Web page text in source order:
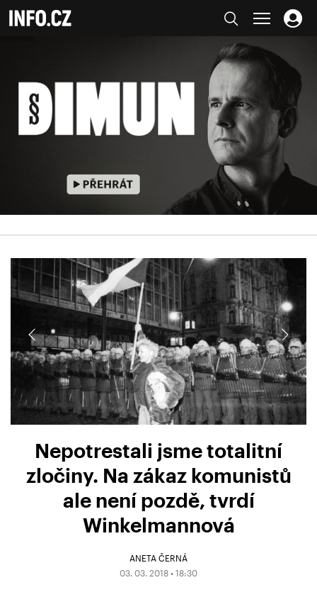
Nepotrestali jsme totalitní
zločiny. Na zákaz komunistů
ale není pozdě, tvrdí
Winkelmannová
ANETA ČERNÁ
03. 03. 2018 • 18:30